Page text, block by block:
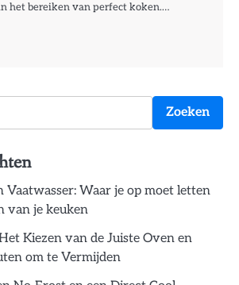
het bereiken van perfect koken.…
Zoeken
Vaatwasser: Waar je op moet letten
van je keuken
Kiezen van de Juiste Oven en
om te Vermijden